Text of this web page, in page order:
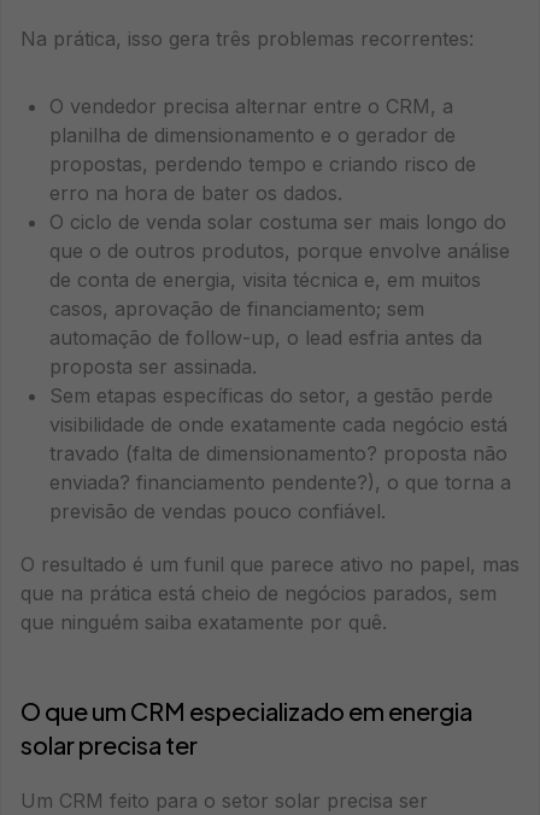
Na prática, isso gera três problemas recorrentes:
O vendedor precisa alternar entre o CRM, a
planilha de dimensionamento e o gerador de
propostas, perdendo tempo e criando risco de
erro na hora de bater os dados.
O ciclo de venda solar costuma ser mais longo do
que o de outros produtos, porque envolve análise
de conta de energia, visita técnica e, em muitos
casos, aprovação de financiamento; sem
automação de follow-up, o lead esfria antes da
proposta ser assinada.
Sem etapas específicas do setor, a gestão perde
visibilidade de onde exatamente cada negócio está
travado (falta de dimensionamento? proposta não
enviada? financiamento pendente?), o que torna a
previsão de vendas pouco confiável.
O resultado é um funil que parece ativo no papel, mas
que na prática está cheio de negócios parados, sem
que ninguém saiba exatamente por quê.
O que um CRM especializado em energia
solar precisa ter
Um CRM feito para o setor solar precisa ser